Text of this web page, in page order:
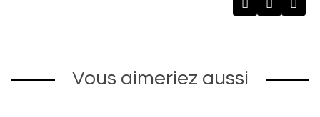
Vous aimeriez aussi